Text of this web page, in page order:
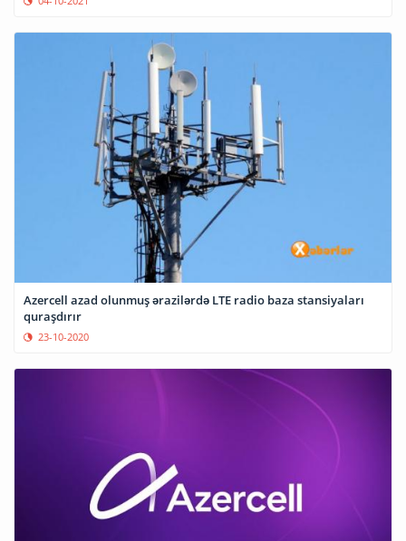
Azercell azad olunmuş ərazilərdə LTE radio baza stansiyaları
quraşdırır
23-10-2020